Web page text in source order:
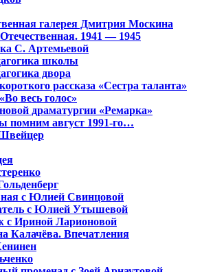
галерея Дмитрия Москина
1941 — 1945
С. Артемьевой
школы
двора
рассказа «Сестра таланта»
весь голос»
драматургии «Ремарка»
помним август 1991-го…
с Юлией Свинцовой
с Юлией Утышевой
с Ириной Ларионовой
Калачёва. Впечатления